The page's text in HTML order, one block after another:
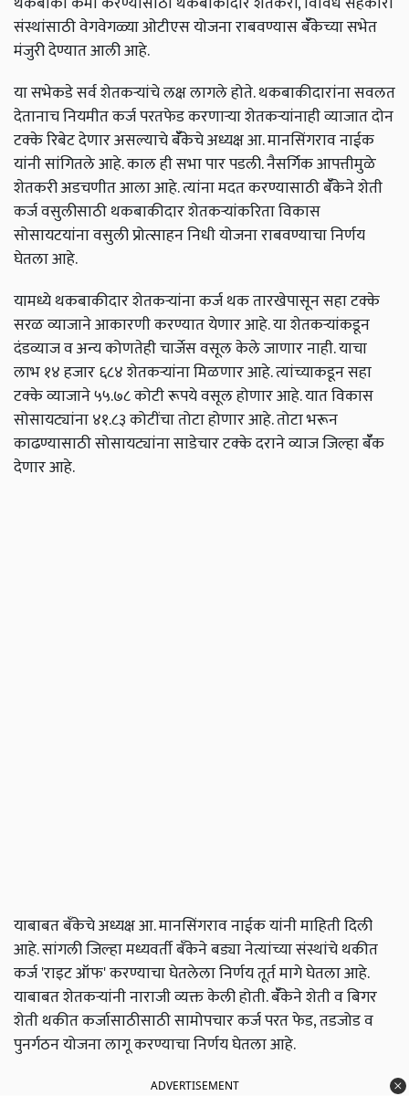
संस्थांसाठी वेगवेगळ्या ओटीएस योजना राबवण्यास बॅँकेच्या सभेत
मंजुरी देण्यात आली आहे.
या सभेकडे सर्व शेतकऱ्यांचे लक्ष लागले होते. थकबाकीदारांना सवलत
देतानाच नियमीत कर्ज परतफेड करणाऱ्या शेतकऱ्यांनाही व्याजात दोन
टक्के रिबेट देणार असल्याचे बॅँकेचे अध्यक्ष आ. मानसिंगराव नाईक
यांनी सांगितले आहे. काल ही सभा पार पडली. नैसर्गिक आपत्तीमुळे
शेतकरी अडचणीत आला आहे. त्यांना मदत करण्यासाठी बॅँकेने शेती
कर्ज वसुलीसाठी थकबाकीदार शेतकऱ्यांकरिता विकास
सोसायटयांना वसुली प्रोत्साहन निधी योजना राबवण्याचा निर्णय
घेतला आहे.
यामध्ये थकबाकीदार शेतकऱ्यांना कर्ज थक तारखेपासून सहा टक्के
सरळ व्याजाने आकारणी करण्यात येणार आहे. या शेतकऱ्यांकडून
दंडव्याज व अन्य कोणतेही चार्जेस वसूल केले जाणार नाही. याचा
लाभ १४ हजार ६८४ शेतकऱ्यांना मिळणार आहे. त्यांच्याकडून सहा
टक्के व्याजाने ५५.७८ कोटी रूपये वसूल होणार आहे. यात विकास
सोसायट्यांना ४१.८३ कोटींचा तोटा होणार आहे. तोटा भरून
काढण्यासाठी सोसायट्यांना साडेचार टक्के दराने व्याज जिल्हा बॅँक
देणार आहे.
याबाबत बँकेचे अध्यक्ष आ. मानसिंगराव नाईक यांनी माहिती दिली
आहे. सांगली जिल्हा मध्यवर्ती बँकेने बड्या नेत्यांच्या संस्थांचे थकीत
कर्ज 'राइट ऑफ' करण्याचा घेतलेला निर्णय तूर्त मागे घेतला आहे.
याबाबत शेतकऱ्यांनी नाराजी व्यक्त केली होती. बॅँकेने शेती व बिगर
शेती थकीत कर्जासाठीसाठी सामोपचार कर्ज परत फेड, तडजोड व
पुनर्गठन योजना लागू करण्याचा निर्णय घेतला आहे.
ADVERTISEMENT